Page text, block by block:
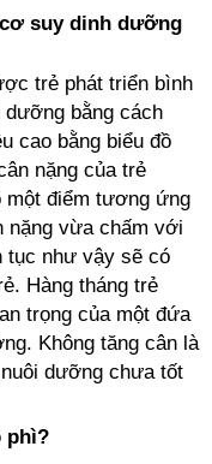
suy dinh dưỡng
trẻ phát triển bình
bằng cách
cao bằng biểu đồ
nặng của trẻ
một điểm tương ứng
nặng vừa chấm với
tục như vậy sẽ có
Hàng tháng trẻ
trọng của một đứa
Không tăng cân là
dưỡng chưa tốt
phì?